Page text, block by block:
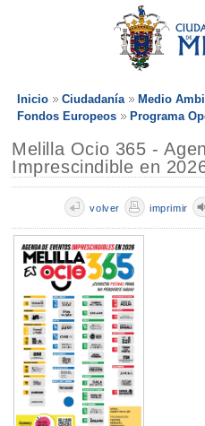
Inicio Ciudadanía Medio
Fondos Europeos
Programa
Melilla Ocio 365 -
Imprescindible en
imprimir
volver